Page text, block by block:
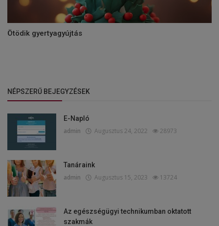
Ötödik gyertyagyújtás
NÉPSZERŰ BEJEGYZÉSEK
E-Napló
admin Augusztus 24, 2022 28973
Tanáraink
admin Augusztus 15, 2023 13724
Az egészségügyi technikumban oktatott
szakmák